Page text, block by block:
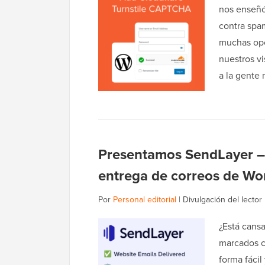
nos
contra
muchas
nuestros
a la gente
Presentamos SendLayer
entrega de correos de
Por Personal editorial | Divulgación del lector
¿Está
marcados
forma